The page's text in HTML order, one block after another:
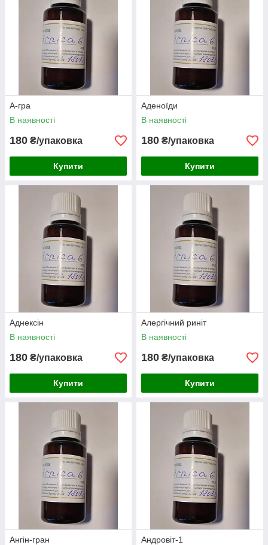
А-гра
В наявності
180 ₴/упаковка
Купити
Аденоїди
В наявності
180 ₴/упаковка
Купити
Аднексін
В наявності
180 ₴/упаковка
Купити
Алергічний риніт
В наявності
180 ₴/упаковка
Купити
Ангін-гран
Андровіт-1